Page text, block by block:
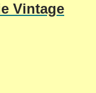
Vintage